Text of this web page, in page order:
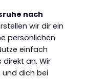
nach
wir dir ein
persönlichen
einfach
an. Wir
und dich bei